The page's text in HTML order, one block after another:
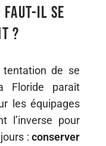
faut-il se
?
tentation de se
Floride paraît
les équipages
l’inverse pour
: conserver